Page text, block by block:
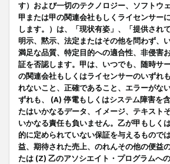
す）および一切のテクノロジー、ソフトウ
甲または甲の関連会社もしくライセンサー
します。）は、「現状有姿」、「提供され
明示、黙示、法定またはその他を問わず、
満足な品質、特定目的への適合性、非侵害
証を否認します。甲は、いつでも、随時サ
の関連会社もしくはライセンサーのいずれ
れないこと、正確であること、エラーがな
ずれも、 (A) 停電もしくはシステム障害を
たはいかなるデータ、イメージ、テキスト
いかなる責任も負いません。乙が甲もしく
的に定められていない保証を与えるもので
益、期待された売上、のれんその他の便益
たは (Z) 乙のアソシエイト・プログラムへ